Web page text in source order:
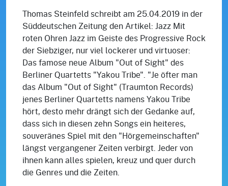
Thomas Steinfeld schreibt am 25.04.2019 in der
Süddeutschen Zeitung den Artikel: Jazz Mit
roten Ohren Jazz im Geiste des Progressive Rock
der Siebziger, nur viel lockerer und virtuoser:
Das famose neue Album "Out of Sight" des
Berliner Quartetts "Yakou Tribe". "Je öfter man
das Album "Out of Sight" (Traumton Records)
jenes Berliner Quartetts namens Yakou Tribe
hört, desto mehr drängt sich der Gedanke auf,
dass sich in diesen zehn Songs ein heiteres,
souveränes Spiel mit den "Hörgemeinschaften"
längst vergangener Zeiten verbirgt. Jeder von
ihnen kann alles spielen, kreuz und quer durch
die Genres und die Zeiten.